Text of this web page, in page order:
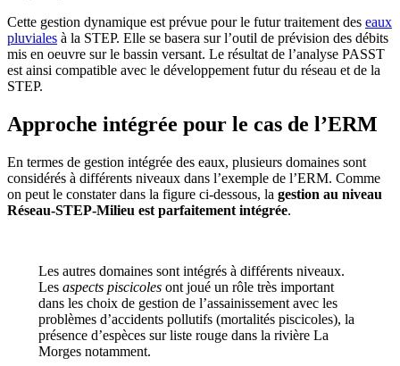
Cette gestion dynamique est prévue pour le futur traitement des eaux
pluviales à la STEP. Elle se basera sur l’outil de prévision des débits
mis en oeuvre sur le bassin versant. Le résultat de l’analyse PASST
est ainsi compatible avec le développement futur du réseau et de la
STEP.
Approche intégrée pour le cas de l’ERM
En termes de gestion intégrée des eaux, plusieurs domaines sont
considérés à différents niveaux dans l’exemple de l’ERM. Comme
on peut le constater dans la figure ci-dessous, la gestion au niveau
Réseau-STEP-Milieu est parfaitement intégrée.
Les autres domaines sont intégrés à différents niveaux.
Les aspects piscicolesont joué un rôle très important
dans les choix de gestion de l’assainissement avec les
problèmes d’accidents pollutifs (mortalités piscicoles), la
présence d’espèces sur liste rouge dans la rivière La
Morges notamment.